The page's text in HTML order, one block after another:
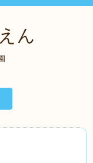
ん